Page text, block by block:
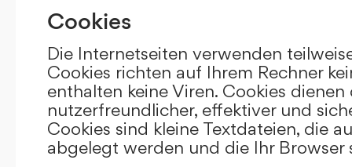
Cookies
Die Internetseiten verwenden
Cookies richten auf Ihrem Rechner
enthalten keine Viren. Cookies
nutzerfreundlicher, effektiver und
Cookies sind kleine Textdateien, die
abgelegt werden und die Ihr Browser